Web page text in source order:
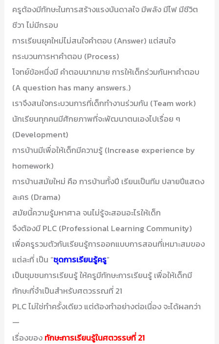
ครูต้องมีทักษะในการสร้างแรงบันดาลใจ มีพลัง มีไฟ มีชีวิต
ชีวา ไม่มีกรอบ
การเรียนยุคใหม่ไม่สนใจคำตอบ (Answer) แต่สนใจ
กระบวนการหาคำตอบ (Process)
โจทย์ข้อหนึ่งมี คำตอบมากมาย การให้เด็กร่วมกันหาคำตอบ
(A question has many answers.)
เราจึงสนใจกระบวนการที่เด็กทำงานร่วมกัน (Team work)
นักเรียนทุกคนมีศักยภาพที่จะพัฒนาตนเองไปเรื่อย ๆ
(Development)
การบ้านมีเพื่อให้เด็กมีความรู้ (Increase experience by
homework)
การบ้านสมัยใหม่ คือ การบ้านทั้งปี เรียนเป็นทีม ปลายปีแสดง
ละคร (Drama)
สมัยนี้ความรู้มหาศาล จนไม่รู้จะสอนอะไรให้เด็ก
จึงต้องมี PLC (Professional Learning Community)
เพื่อครูรวมตัวกันเรียนรู้การออกแบบการสอนที่เหมาะสมของ
แต่ละที่ เป็น “ชุดการเรียนรู้ครู“
เป็นชุมชนการเรียนรู้ ให้ครูมีทักษะการเรียนรู้ เพื่อให้เด็กมี
ทักษะที่จำเป็นสำหรับศตวรรณที่ 21
PLC ไม่ใช่ทำครั้งเดียว แต่ต้องทำอย่างต่อเนื่อง จะได้ผลกว่า
—
เรื่องของ ทักษะการเรียนรู้ในศตวรรษที่ 21